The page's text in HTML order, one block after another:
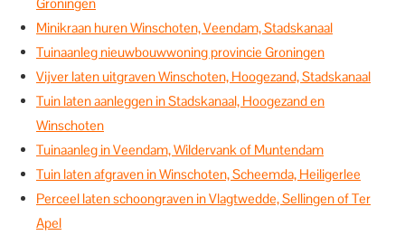
Minikraan huren Winschoten, Veendam, Stadskanaal
Tuinaanleg nieuwbouwwoning provincie Groningen
Vijver laten uitgraven Winschoten, Hoogezand, Stadskanaal
Tuin laten aanleggen in Stadskanaal, Hoogezand en
Winschoten
Tuinaanleg in Veendam, Wildervank of Muntendam
Tuin laten afgraven in Winschoten, Scheemda, Heiligerlee
Perceel laten schoongraven in Vlagtwedde, Sellingen of Ter
Apel